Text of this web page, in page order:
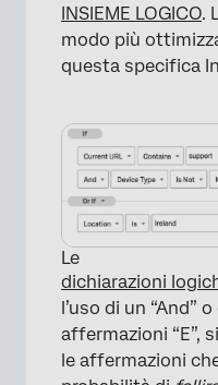
INSIEME LOGICO.
modo più
questa specifica
Le
dichiarazioni
l’uso di un “And”
affermazioni “E”,
le affermazioni